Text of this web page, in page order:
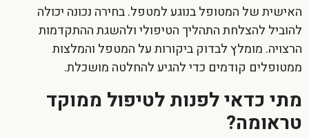
האישית של המטופל בנוגע למטפל. בחירה נכונה יכולה
להוביל להצלחת התהליך הטיפולי ולהשגת ההתקדמות
הרצויה. מומלץ לבדוק ביקורות על המטפל והמלצות
ממטופלים קודמים כדי להגיע להחלטה מושכלת.
מתי כדאי לפנות לטיפול ממוקד
טראומה?